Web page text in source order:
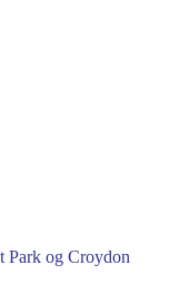
Park og Croydon